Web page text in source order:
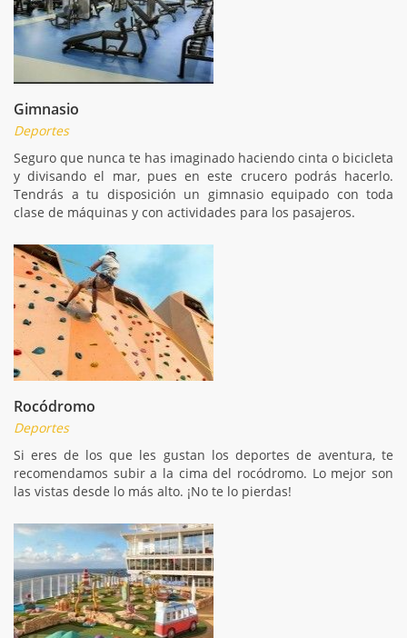
Gimnasio
Deportes
Seguro que nunca te has imaginado haciendo cinta o bicicleta
y divisando el mar, pues en este crucero podrás hacerlo.
Tendrás a tu disposición un gimnasio equipado con toda
clase de máquinas y con actividades para los pasajeros.
Rocódromo
Deportes
Si eres de los que les gustan los deportes de aventura, te
recomendamos subir a la cima del rocódromo. Lo mejor son
las vistas desde lo más alto. ¡No te lo pierdas!